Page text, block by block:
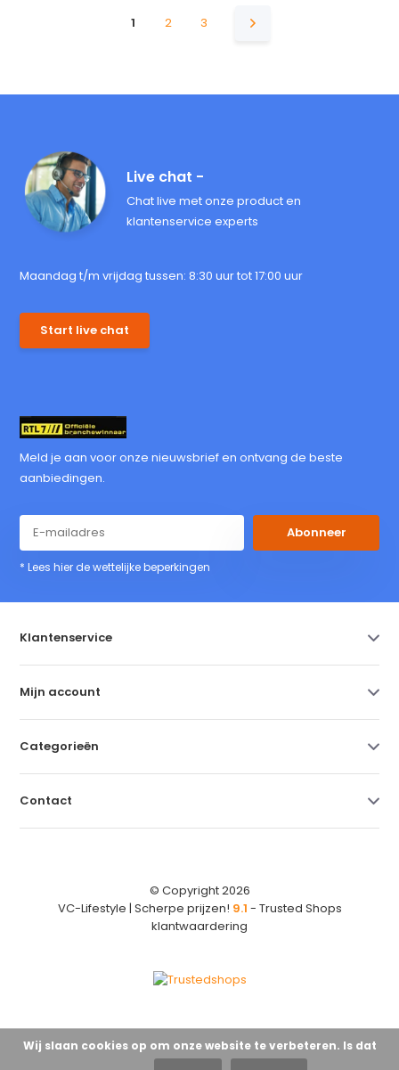
1 2 3
Live chat -
Chat live met onze product en
klantenservice experts
Maandag t/m vrijdag tussen: 8:30 uur tot 17:00 uur
Start live chat
Meld je aan voor onze nieuwsbrief en ontvang de beste
aanbiedingen.
Abonneer
* Lees hier de wettelijke beperkingen
Klantenservice
Mijn account
Categorieën
Contact
© Copyright 2026
VC-Lifestyle | Scherpe prijzen! 9.1 - Trusted Shops
klantwaardering
Wij slaan cookies op om onze website te verbeteren. Is dat